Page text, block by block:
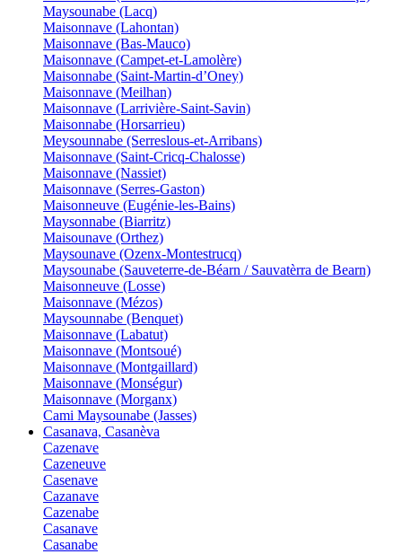
Maysounabe (Lacq)
Maisonnave (Lahontan)
Maisonnave (Bas-Mauco)
Maisonnave (Campet-et-Lamolère)
Maisonnabe (Saint-Martin-d’Oney)
Maisonnave (Meilhan)
Maisonnave (Larrivière-Saint-Savin)
Maisonnabe (Horsarrieu)
Meysounnabe (Serreslous-et-Arribans)
Maisonnave (Saint-Cricq-Chalosse)
Maisonnave (Nassiet)
Maisonnave (Serres-Gaston)
Maisonneuve (Eugénie-les-Bains)
Maysonnabe (Biarritz)
Maisounave (Orthez)
Maysounave (Ozenx-Montestrucq)
Maysounabe (Sauveterre-de-Béarn / Sauvatèrra de Bearn)
Maisonneuve (Losse)
Maisonnave (Mézos)
Maysounnabe (Benquet)
Maisonnave (Labatut)
Maisonnave (Montsoué)
Maisonnave (Montgaillard)
Maisonnave (Monségur)
Maisonnave (Morganx)
Cami Maysounabe (Jasses)
Casanava, Casanèva
Cazenave
Cazeneuve
Casenave
Cazanave
Cazenabe
Casanave
Casanabe